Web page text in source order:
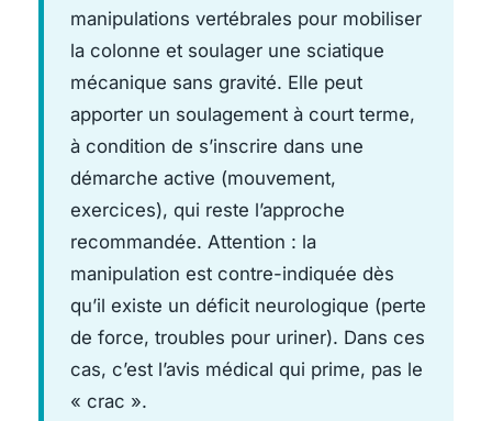
manipulations vertébrales pour mobiliser
la colonne et soulager une sciatique
mécanique sans gravité. Elle peut
apporter un soulagement à court terme,
à condition de s’inscrire dans une
démarche active (mouvement,
exercices), qui reste l’approche
recommandée. Attention : la
manipulation est contre-indiquée dès
qu’il existe un déficit neurologique (perte
de force, troubles pour uriner). Dans ces
cas, c’est l’avis médical qui prime, pas le
« crac ».